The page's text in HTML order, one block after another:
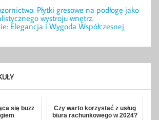
Płytki gresowe na podłogę jako
wystroju wnętrz.
Elegancja i Wygoda Współczesnej
się buzz
Czy warto korzystać z usług
biura rachunkowego w 2024?